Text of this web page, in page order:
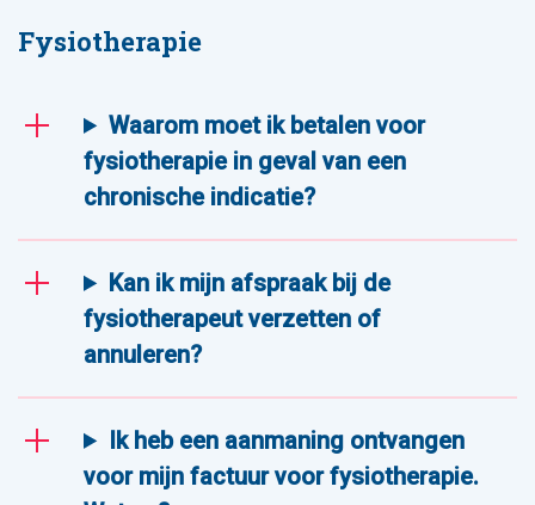
Fysiotherapie
Waarom moet ik betalen voor
fysiotherapie in geval van een
chronische indicatie?
Kan ik mijn afspraak bij de
fysiotherapeut verzetten of
annuleren?
Ik heb een aanmaning ontvangen
voor mijn factuur voor fysiotherapie.